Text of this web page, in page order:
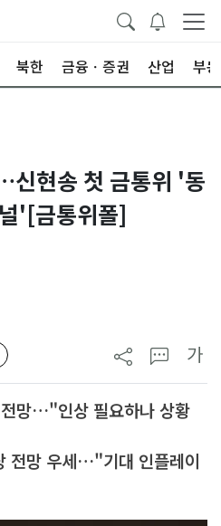
북한 금융ㆍ증권 산업 부
신현송 첫 금통위 '동
'[금통위폴]
가
망…"인상 필요하나 상황
전망 우세…"기대 인플레이